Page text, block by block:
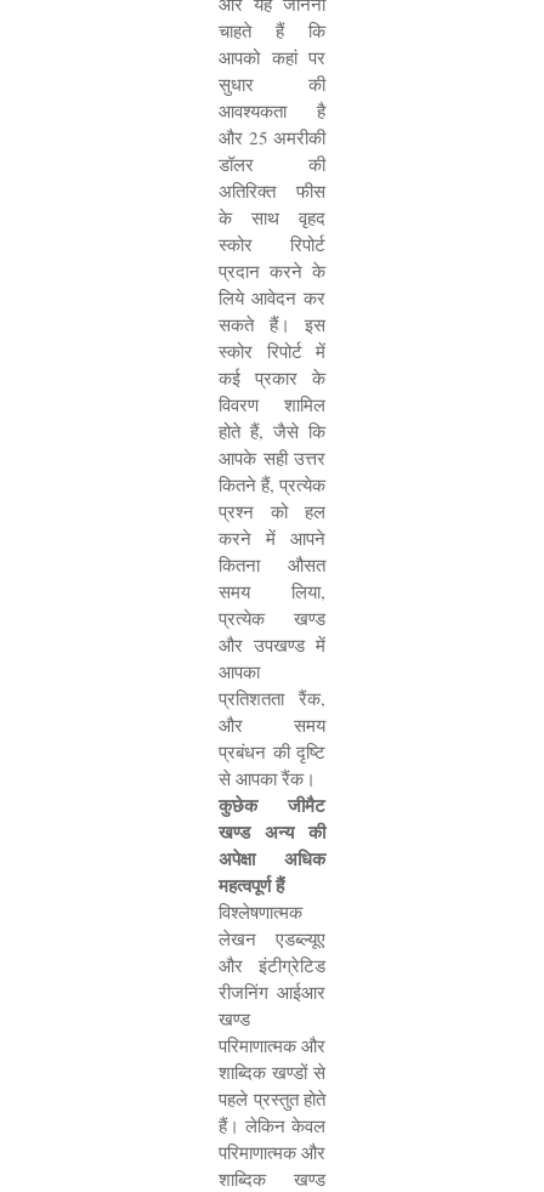
चाहते हैं कि
आपको कहां पर
सुधार की
आवश्यकता है
और 25 अमरीकी
डॉलर की
अतिरिक्त फीस
के साथ वृहद
स्कोर रिपोर्ट
प्रदान करने के
लिये आवेदन कर
सकते हैं। इस
स्कोर रिपोर्ट में
कई प्रकार के
विवरण शामिल
होते हैं, जैसे कि
आपके सही उत्तर
कितने हैं, प्रत्येक
प्रश्न को हल
करने में आपने
कितना औसत
समय लिया,
प्रत्येक खण्ड
और उपखण्ड में
आपका
प्रतिशतता रैंक,
और समय
प्रबंधन की दृष्टि
से आपका रैंक।
कुछेक जीमैट
खण्ड अन्य की
अपेक्षा अधिक
महत्वपूर्ण हैं
विश्लेषणात्मक
लेखन एडब्ल्यूए
और इंटीग्रेटिड
रीजनिंग आईआर
खण्ड
परिमाणात्मक और
शाब्दिक खण्डों से
पहले प्रस्तुत होते
हैं। लेकिन केवल
परिमाणात्मक और
शाब्दिक खण्ड